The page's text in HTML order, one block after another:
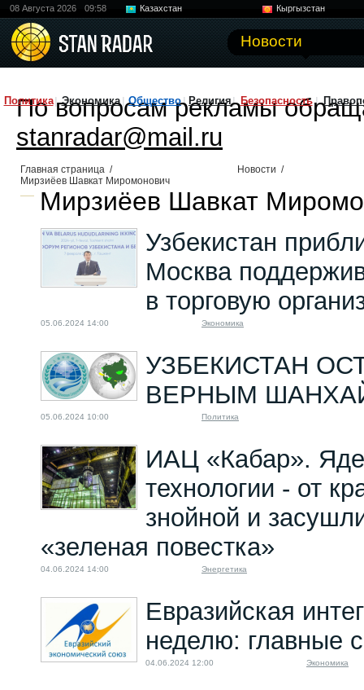
08 Августа 2026 09:58 Казахстан
Кыргызстан
Новости
Политика Экономика Общество Религия Безопасность
По вопросам рекламы
stanradar@mail.ru
Главная страница / Новости /
Мирзиёев Шавкат Миромонович
Мирзиёев Шавкат
Узбекистан
Москва
в торговую
05.06.2024 14:00 Экономика
УЗБЕКИСТАН
ВЕРНЫМ
05.06.2024 10:00 Политика
ИАЦ «Кабар».
технологии - от
знойной и
«зеленая повестка»
04.06.2024 14:00 Энергетика
Евразийская
неделю: главные
04.06.2024 12:00 Экономика